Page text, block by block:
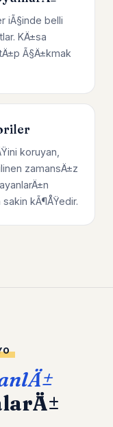
iÃ§inde belli
KÄ±sa
Ã§Ä±kmak
koruyan,
zamansÄ±z
kÃ¶ÅŸedir.